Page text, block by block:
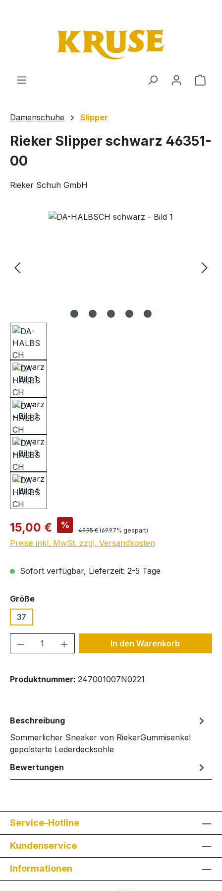
Damenschuhe Slipper
Rieker Slipper schwarz 46351-
00
Rieker Schuh GmbH
Bildergalerie überspringen
Verkaufspreis:
15,00 € % Regulärer Preis:
49,95 € (69.97% gespart)
Preise inkl. MwSt. zzgl. Versandkosten
Sofort verfügbar, Lieferzeit: 2-5 Tage
Größeauswählen
37
Produkt Anzahl: Gib denIn den Warenkorb
Produktnummer: 247001007N0221
Beschreibung
Sommerlicher Sneaker von RiekerGummisenkel
gepolsterte Lederdecksohle
Bewertungen
Service-Hotline
Kundenservice
Informationen